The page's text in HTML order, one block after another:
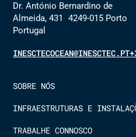
Dr. António Bernardino de
Almeida, 431 4249-015 Porto
Portugal
INESCTECOCEAN@INESCTEC.PT
SOBRE NÓS
INFRAESTRUTURAS E
TRABALHE CONNOSCO